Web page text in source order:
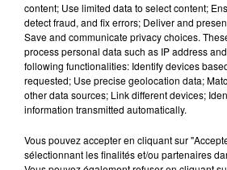
7 août 2026
Angèle et Amélie
collaboration tant
content; Use limited data to select content;
detect fraud, and fix errors; Deliver and
Save and communicate privacy choices.
process personal data such as IP address
following functionalities: Identify devices
requested; Use precise geolocation data;
other data sources; Link different devices;
information transmitted automatically.
Vous pouvez accepter en cliquant sur
sélectionnant les finalités et/ou partenaires